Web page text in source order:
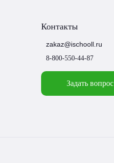
Контакты
zakaz@ischooll.ru
8-800-550-44-87
Задать вопрос